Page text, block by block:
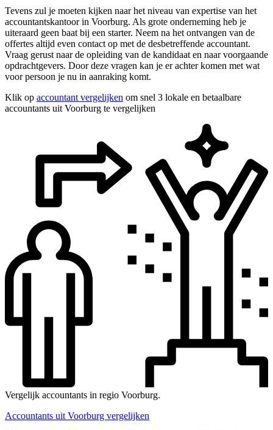
Tevens zul je moeten kijken naar het niveau van expertise van het
accountantskantoor in Voorburg. Als grote onderneming heb je
uiteraard geen baat bij een starter. Neem na het ontvangen van de
offertes altijd even contact op met de desbetreffende accountant.
Vraag gerust naar de opleiding van de kandidaat en naar voorgaande
opdrachtgevers. Door deze vragen kan je er achter komen met wat
voor persoon je nu in aanraking komt.
Klik op accountant vergelijken om snel 3 lokale en betaalbare
accountants uit Voorburg te vergelijken
Vergelijk accountants in regio Voorburg.
Accountants uit Voorburg vergelijken